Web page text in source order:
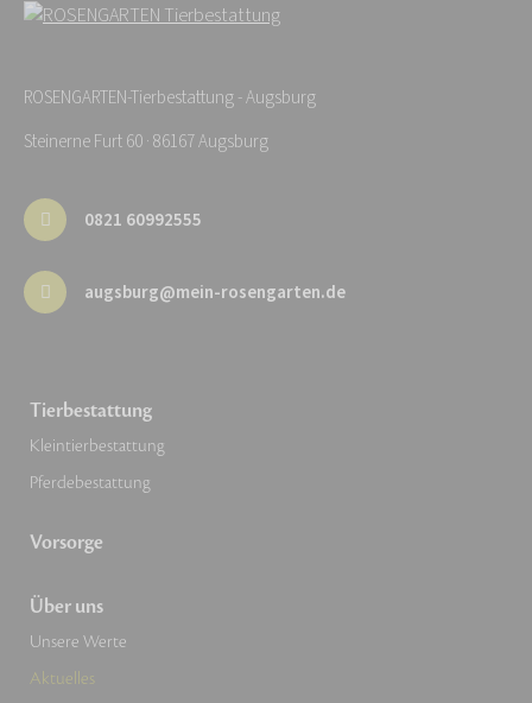
ROSENGARTEN-Tierbestattung - Augsburg
Steinerne Furt 60 · 86167 Augsburg
0821 60992555
augsburg@mein-rosengarten.de
Tierbestattung
Kleintierbestattung
Pferdebestattung
Vorsorge
Über uns
Unsere Werte
Aktuelles